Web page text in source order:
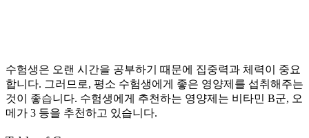
수험생은 오랜 시간을 공부하기 때문에 집중력과 체력이 중요
합니다. 그러므로, 평소 수험생에게 좋은 영양제를 섭취해주는
것이 좋습니다. 수험생에게 추천하는 영양제는 비타민 B군, 오
메가 3 등을 추천하고 있습니다.